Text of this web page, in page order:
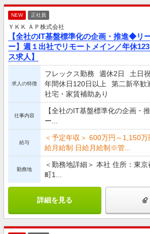
NEW 正社員
ＹＫＫ ＡＰ株式会社
【全社のIT基盤標準化の企画・推進◆リ
ー】週１出社でリモートメイン／年休
ス求人】
求人の特徴
フレックス勤務 週休2日
土日
年間休日120日以上
第二新卒歓
社宅・家賃補助あり
仕事内容
【全社のIT基盤標準化の企画・
ー...
給与
＜予定年収＞ 600万円～1,150
給月給制 日給月給制※管...
勤務地
＜勤務地詳細＞ 本社 住所：東
町1...
詳細を見る